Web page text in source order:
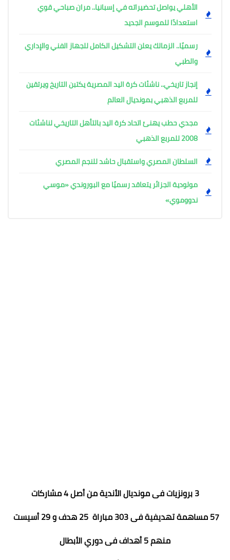
الأهلي يواصل تحضيراته في إسبانيا.. مران صباحي قوي
استعدادًا للموسم الجديد
رسميًا.. الزمالك يعلن التشكيل الكامل للجهاز الفني والإداري
والطبي
إنجاز تاريخي.. ناشئات كرة اليد المصرية يكتبن التاريخ ويرتقين
للمربع الذهبي بمونديال العالم
مجدي حطب يهنئ اتحاد كرة اليد بالتأهل التاريخي لناشئات
2008 للمربع الذهبي
السلطان المصري واستقبال حاشد للنجم المصري
مولودية الجزائر يتعاقد رسميًا مع البوروندي «موسي
ندووموي»
3 برونزيات فى مونديال الأندية من أصل 4 مشاركات
57 مساهمة تهديفية فى 303 مباراة 25 هدف و 29 أسيست
منهم 5 أهداف فى دوري الأبطال